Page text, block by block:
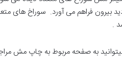
فراهم می آورد. سوراخ های
.
به صفحه مربوط به چاپ مش